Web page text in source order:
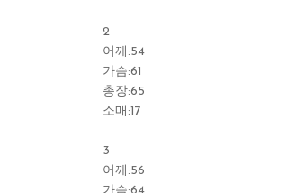
2
어깨:54
가슴:61
총장:65
소매:17
3
어깨:56